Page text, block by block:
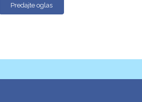
Predajte oglas